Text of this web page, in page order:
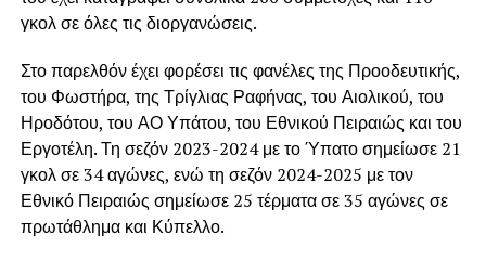
γκολ σε όλες τις διοργανώσεις.
Στο παρελθόν έχει φορέσει τις φανέλες της Προοδευτικής,
του Φωστήρα, της Τρίγλιας Ραφήνας, του Αιολικού, του
Ηροδότου, του ΑΟ Υπάτου, του Εθνικού Πειραιώς και του
Εργοτέλη. Τη σεζόν 2023-2024 με το Ύπατο σημείωσε 21
γκολ σε 34 αγώνες, ενώ τη σεζόν 2024-2025 με τον
Εθνικό Πειραιώς σημείωσε 25 τέρματα σε 35 αγώνες σε
πρωτάθλημα και Κύπελλο.